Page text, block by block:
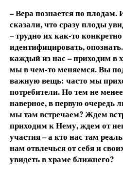
– Вера познается по
сказали, что сразу плоды
– трудно их как-то
идентифицировать,
каждый из нас – приходим в
мы в чем-то меняемся. Вы
важную вещь: часто мы
потребители. Но тем не
наверное, в первую очередь
мы там встречаем? Ждем
приходим к Нему, ждем от
участия – а кто нас там
нам отвлечься от себя и
увидеть в храме ближнего?